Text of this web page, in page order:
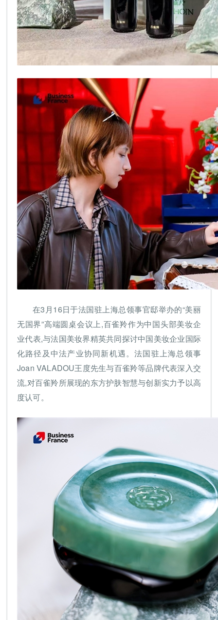
在3月16日于法国驻上海总领事官邸举办的“美丽
无国界”高端圆桌会议上,百雀羚作为中国头部美妆企
业代表,与法国美妆界精英共同探讨中国美妆企业国际
化路径及中法产业协同新机遇。法国驻上海总领事
Joan VALADOU王度先生与百雀羚等品牌代表深入交
流,对百雀羚所展现的东方护肤智慧与创新实力予以高
度认可。